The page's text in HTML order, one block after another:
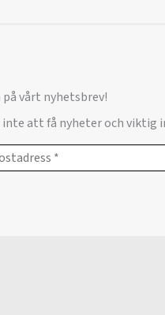
vårt nyhetsbrev!
inte att få nyheter och viktig